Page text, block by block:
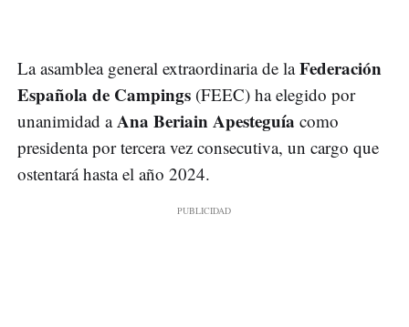
La asamblea general extraordinaria de laFederación
Española de Campings (FEEC) ha elegido por
unanimidad aAna Beriain Apesteguía como
presidenta por tercera vez consecutiva, un cargo que
ostentará hasta el año 2024.